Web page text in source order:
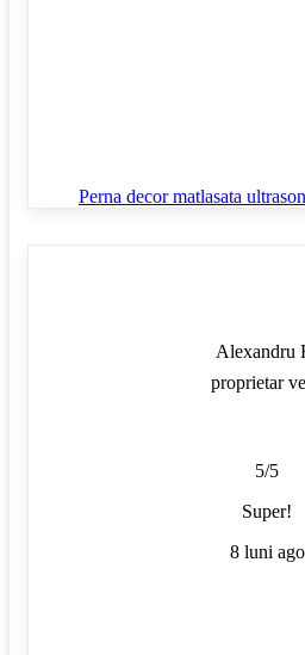
Perna decor matlasata
Alexandru
proprietar
5/5
Super!
8 luni ago